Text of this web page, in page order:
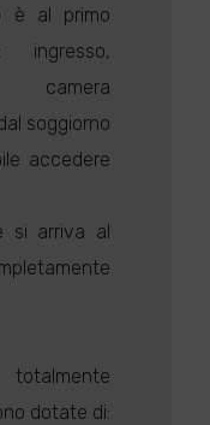
è al primo
ingresso,
camera
soggiorno
accedere
si arriva al
dotate di: